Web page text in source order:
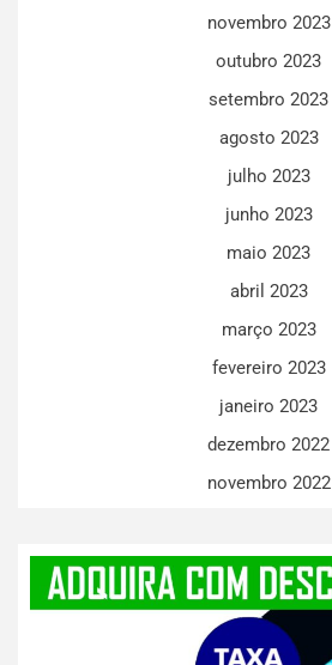
novembro 2023
outubro 2023
setembro 2023
agosto 2023
julho 2023
junho 2023
maio 2023
abril 2023
março 2023
fevereiro 2023
janeiro 2023
dezembro 2022
novembro 2022